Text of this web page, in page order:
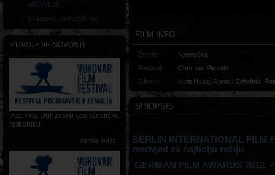
MATINEJE
EUROPO, OTVORI SE
IZDVOJENE NOVOSTI
Poziv na Dunavsku scenarističku
radionicu
DETALJNIJE
FILM INFO
Zemlja
Njemačka
Redatelj
Christian Petzold
Glumci
Nina Hoss, Ronald Zehrfeld,
SINOPSIS
BERLIN INTERNATIONAL FILM
medvjed za najbolju režiju
GERMAN FILM AWARDS 2012.